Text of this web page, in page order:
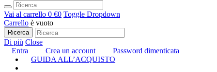
Vai al carrello 0 €0 Toggle Dropdown
Carrello è vuoto
Ricerca
Di più Close
Entra
Crea un account
Password dimenticata
GUIDA ALL’ACQUISTO